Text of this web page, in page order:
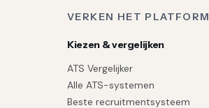
VERKEN HET PLATFORM
Kiezen & vergelijken
ATS Vergelijker
Alle ATS-systemen
Beste recruitmentsysteem